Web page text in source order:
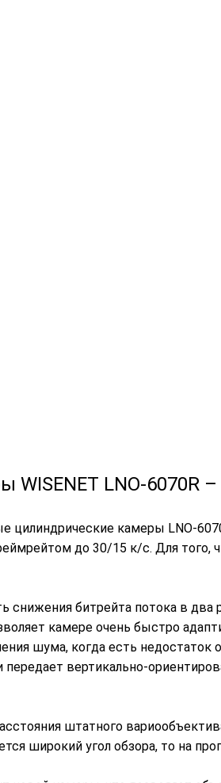
WISENET LNO-6070R
цилиндрические камеры LNO-
до 30/15 к/с. Для
битрейта потока в два
камере очень быстро
шума, когда есть недостаток
вертикально-
штатного
широкий угол обзора, то на